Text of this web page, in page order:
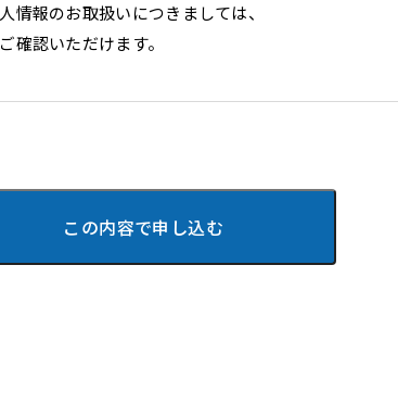
情報のお取扱いにつきましては、
確認いただけます。